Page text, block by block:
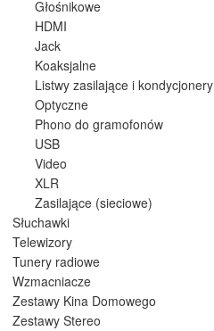
Głośnikowe
HDMI
Jack
Koaksjalne
Listwy zasilające i kondycjonery
Optyczne
Phono do gramofonów
USB
Video
XLR
Zasilające (sieciowe)
Słuchawki
Telewizory
Tunery radiowe
Wzmacniacze
Zestawy Kina Domowego
Zestawy Stereo